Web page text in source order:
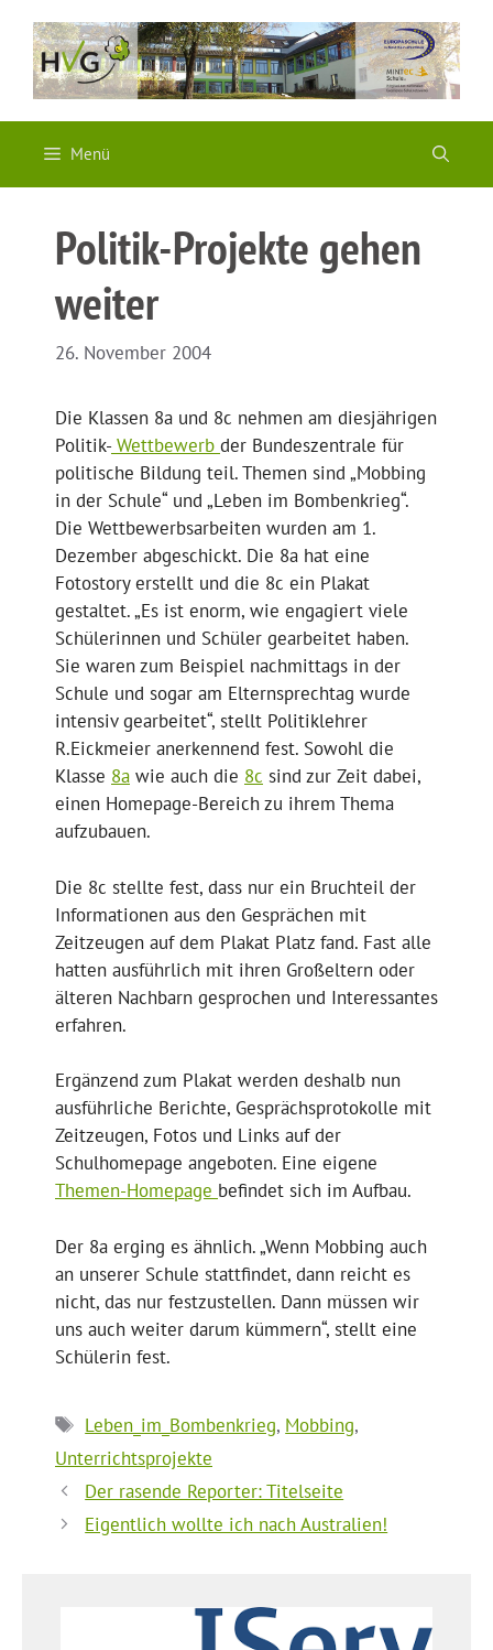
Inhalt
springen
Menü
Politik-Projekte gehen
weiter
26. November 2004
Die Klassen 8a und 8c nehmen am diesjährigen
Politik-Wettbewerb der Bundeszentrale für
politische Bildung teil. Themen sind „Mobbing
in der Schule“ und „Leben im Bombenkrieg“.
Die Wettbewerbsarbeiten wurden am 1.
Dezember abgeschickt. Die 8a hat eine
Fotostory erstellt und die 8c ein Plakat
gestaltet. „Es ist enorm, wie engagiert viele
Schülerinnen und Schüler gearbeitet haben.
Sie waren zum Beispiel nachmittags in der
Schule und sogar am Elternsprechtag wurde
intensiv gearbeitet“, stellt Politiklehrer
R.Eickmeier anerkennend fest. Sowohl die
Klasse 8a wie auch die 8c sind zur Zeit dabei,
einen Homepage-Bereich zu ihrem Thema
aufzubauen.
Die 8c stellte fest, dass nur ein Bruchteil der
Informationen aus den Gesprächen mit
Zeitzeugen auf dem Plakat Platz fand. Fast alle
hatten ausführlich mit ihren Großeltern oder
älteren Nachbarn gesprochen und Interessantes
erfahren.
Ergänzend zum Plakat werden deshalb nun
ausführliche Berichte, Gesprächsprotokolle mit
Zeitzeugen, Fotos und Links auf der
Schulhomepage angeboten. Eine eigene
Themen-Homepage befindet sich im Aufbau.
Der 8a erging es ähnlich. „Wenn Mobbing auch
an unserer Schule stattfindet, dann reicht es
nicht, das nur festzustellen. Dann müssen wir
uns auch weiter darum kümmern“, stellt eine
Schülerin fest.
Schlagwörter
Leben_im_Bombenkrieg, Mobbing,
Unterrichtsprojekte
Der rasende Reporter: Titelseite
Eigentlich wollte ich nach Australien!